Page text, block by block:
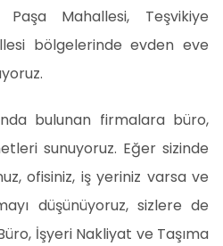
Mahallesi, Teşvikiye
bölgelerinde evden eve
bulunan firmalara büro,
sunuyoruz. Eğer sizinde
ofisiniz, iş yeriniz varsa ve
düşünüyoruz, sizlere de
İşyeri Nakliyat ve Taşıma